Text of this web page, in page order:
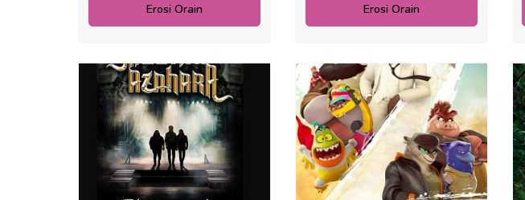
Erosi Orain Erosi Orain